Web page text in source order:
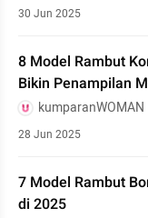
30 Jun 2025
8 Model Rambut
Bikin Penampilan
kumparanWOMAN
28 Jun 2025
7 Model Rambut
di 2025